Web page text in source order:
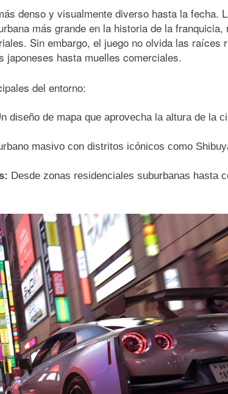
denso y visualmente diverso hasta la fecha.
más grande en la historia de la
Sin embargo, el juego no olvida las raíces
japoneses hasta muelles comerciales.
del entorno:
diseño de mapa que aprovecha la altura de la
masivo con distritos icónicos como
Desde zonas residenciales suburbanas hasta